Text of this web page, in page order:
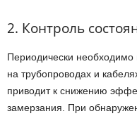
2. Контроль
Периодически необходимо
на трубопроводах и
приводит к снижению
замерзания. При